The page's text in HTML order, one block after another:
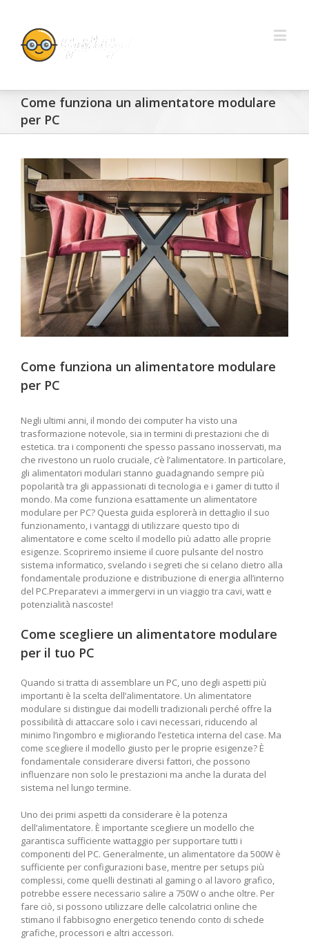
Come funziona un alimentatore modulare
per PC
View
Larger
Image
Come funziona un alimentatore modulare
per PC
Negli ultimi anni, il mondo dei computer ha visto una
trasformazione notevole, sia in termini di ‍prestazioni che di
estetica. tra i componenti che‌ spesso passano inosservati, ma
⁣che⁣ rivestono un ruolo cruciale, c’è l’alimentatore. In particolare,
gli alimentatori modulari⁤ stanno guadagnando sempre più
popolarità ‌tra gli appassionati di tecnologia e i gamer di tutto ‌il
mondo. Ma come funziona esattamente‌ un alimentatore
modulare per ‍PC? ‍Questa guida esplorerà in dettaglio‌ il suo
funzionamento, ‌i‍ vantaggi di utilizzare questo​ tipo di
alimentatore e come ⁢scelto il modello più adatto alle proprie
esigenze. Scopriremo insieme il cuore pulsante del nostro
sistema informatico, svelando i segreti che si ⁣celano dietro⁣ alla
fondamentale produzione e distribuzione di ⁣energia ‍all’interno
del PC.Preparatevi a⁢ immergervi in un viaggio tra cavi, watt e
potenzialità nascoste!
Come scegliere un alimentatore modulare
per il tuo ⁣PC
Quando si tratta di ‌assemblare ⁤un PC, uno degli aspetti più‌
importanti è la scelta dell’alimentatore. Un alimentatore
modulare si distingue ⁤dai‍ modelli tradizionali perché offre la
possibilità di attaccare⁣ solo i cavi necessari, riducendo al
minimo ‌l’ingombro e migliorando l’estetica interna del case. Ma
come scegliere il modello⁤ giusto per ‍le proprie esigenze? È
fondamentale considerare diversi fattori, che possono
influenzare non solo ‍le prestazioni ma anche ​la durata del
sistema nel lungo termine.
Uno dei primi aspetti da considerare è la potenza
‍dell’alimentatore. È importante scegliere un modello che
garantisca‌ sufficiente wattaggio per supportare tutti i
componenti del PC. Generalmente, un alimentatore da 500W è
sufficiente per configurazioni base, mentre‍ per setups più
complessi, come quelli destinati al gaming ​o ⁢al lavoro grafico,
potrebbe essere necessario salire a 750W o anche oltre. ‍Per
fare ciò, si possono utilizzare delle calcolatrici online⁣ che
stimano il fabbisogno ⁢energetico tenendo conto di schede
grafiche, processori e altri accessori.